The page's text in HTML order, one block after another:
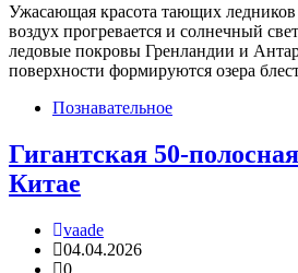
Ужасающая красота тающих ледников
воздух прогревается и солнечный
ледовые покровы Гренландии и
поверхности формируются озера
Познавательное
Гигантская 50-
Китае
vaade
04.04.2026
0